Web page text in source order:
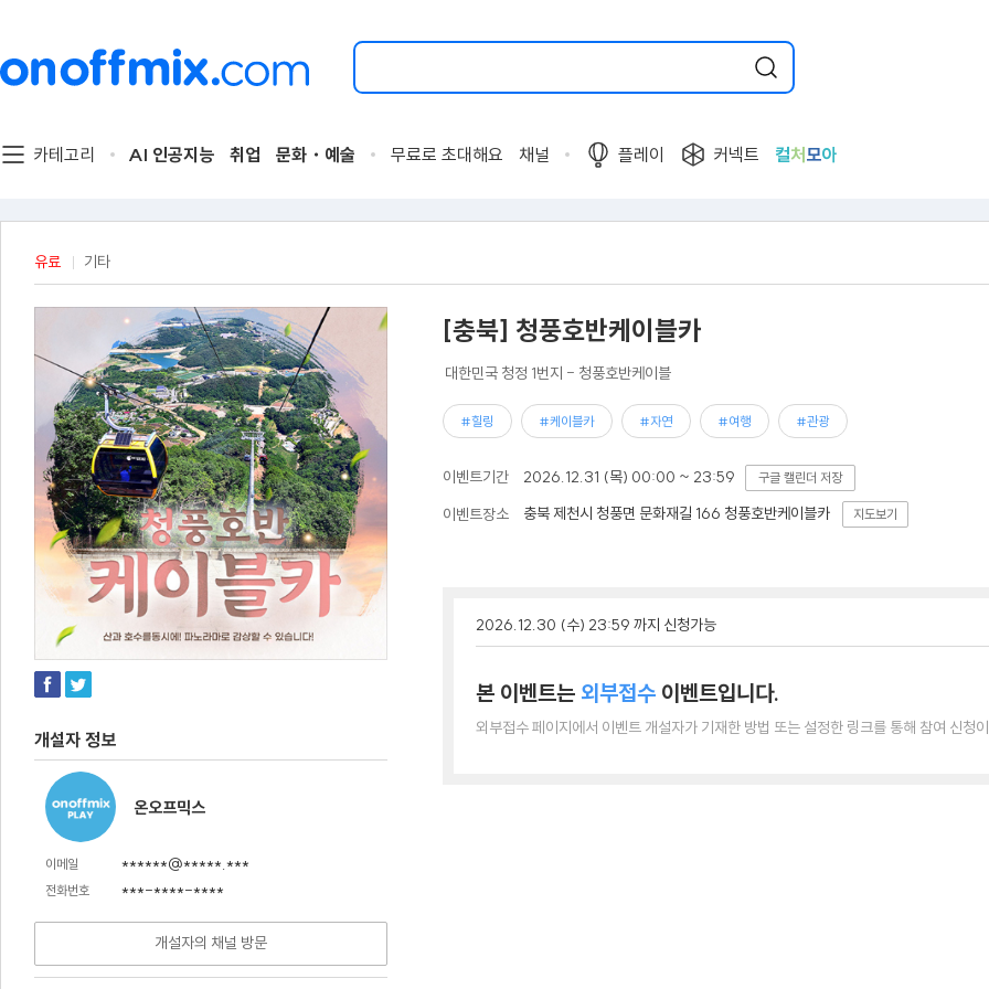
검
할
트
를
해
요.
카테고리 AI 인공지능 취업 문화・예술 무료로 초대해요 채널 플레이 커넥트 컬처 모아
유료 기타
개설자 정보
온오프믹스
이메일 ******@*****.***
전화번호 ***-****-****
개설자의 채널 방문
[충북] 청풍호반케이블카
대한민국 청정 1번지 - 청풍호반케이블
#힐링 #케이블카 #자연 #여행 #관광
이벤트기간 2026.12.31 (목) 00:00 ~ 23:59 구글 캘린더 저장
이벤트장소 충북 제천시 청풍면 문화재길 166 청풍호반케이블카 지도보기
2026.12.30 (수) 23:59 까지 신청가능
본 이벤트는 외부접수 이벤트입니다.
외부접수 페이지에서 이벤트 개설자가 기재한 방법 또는 설정한 링크를 통해 참여 신청